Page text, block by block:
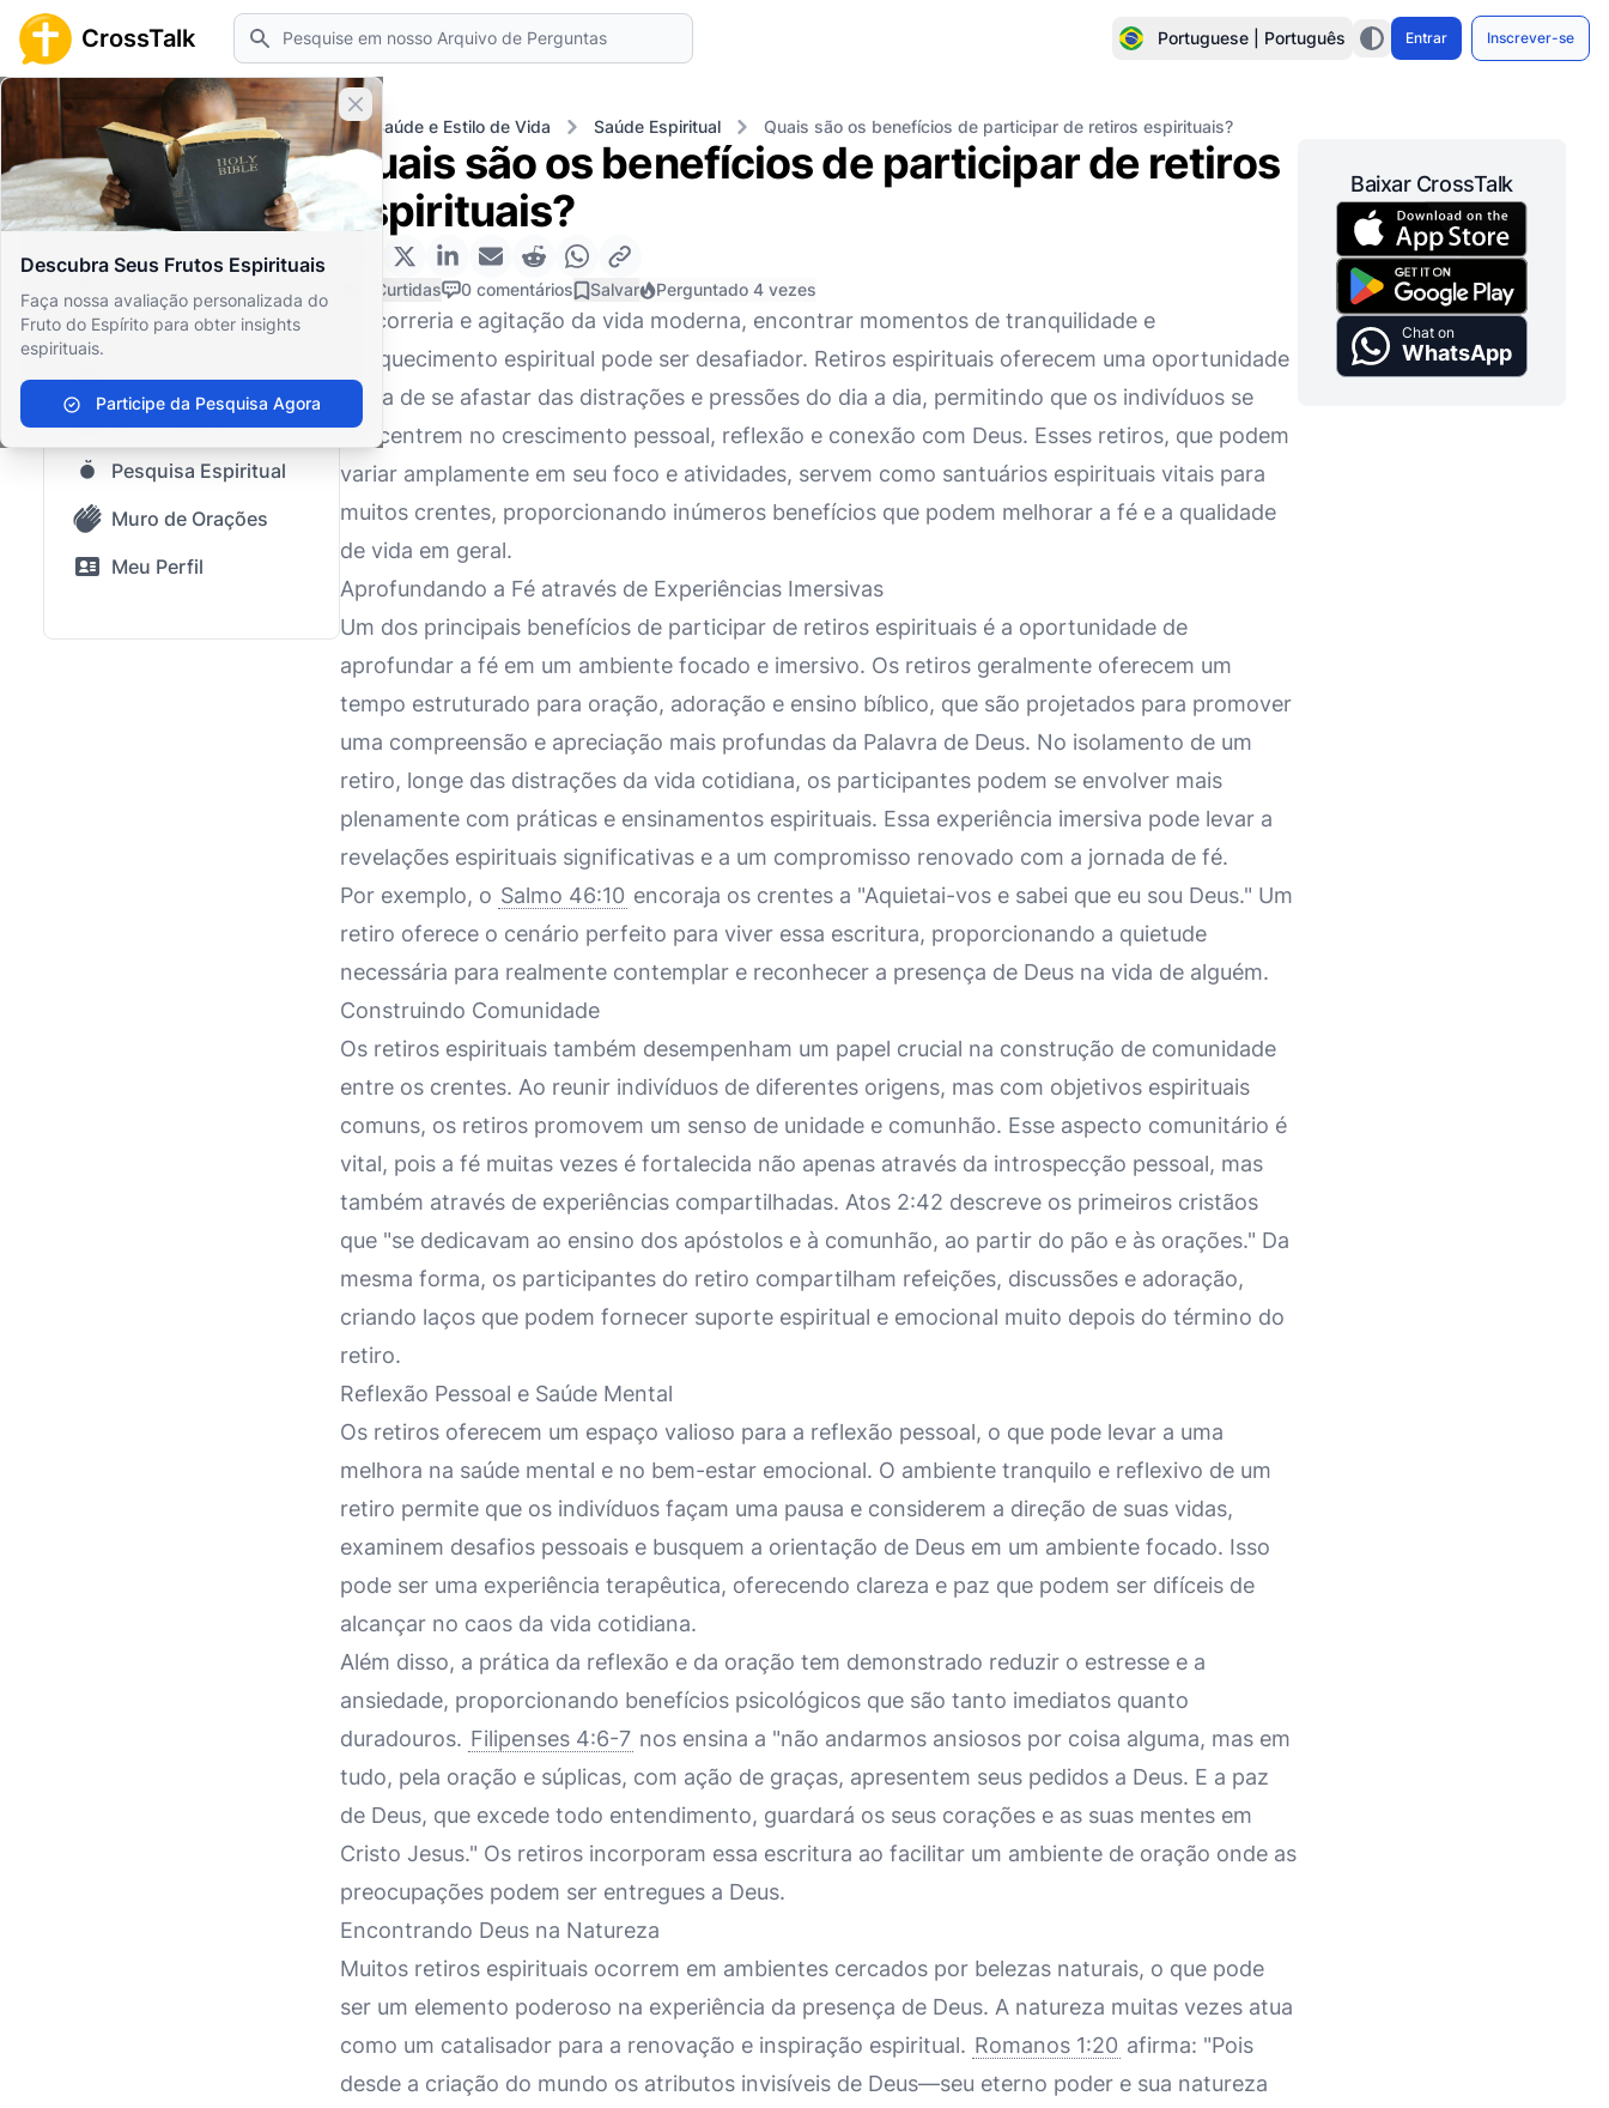
CrossTalk Pesquisar Portuguese | Português Entrar Inscrever-se
Fechar banner
Descubra Seus Frutos Espirituais
Faça nossa avaliação personalizada do
Fruto do Espírito para obter insights
espirituais.
Participe da Pesquisa Agora
Home Arquivo de Perguntas Saúde e Estilo de Vida Saúde Espiritual Quais são os benefícios de participar de retiros espirituais?
Início
Arquivo de Perguntas
Nosso blog
Conteúdo Salvo
Perguntas Populares
Bíblia Sagrada
Pesquisa Espiritual
Muro de Orações
Meu Perfil
Quais são os benefícios de participar de retiros
espirituais?
0 Curtidas 0 comentários Salvar Perguntado 4 vezes
Na correria e agitação da vida moderna, encontrar momentos de tranquilidade e
enriquecimento espiritual pode ser desafiador. Retiros espirituais oferecem uma oportunidade
única de se afastar das distrações e pressões do dia a dia, permitindo que os indivíduos se
concentrem no crescimento pessoal, reflexão e conexão com Deus. Esses retiros, que podem
variar amplamente em seu foco e atividades, servem como santuários espirituais vitais para
muitos crentes, proporcionando inúmeros benefícios que podem melhorar a fé e a qualidade
de vida em geral.
Aprofundando a Fé através de Experiências Imersivas
Um dos principais benefícios de participar de retiros espirituais é a oportunidade de
aprofundar a fé em um ambiente focado e imersivo. Os retiros geralmente oferecem um
tempo estruturado para oração, adoração e ensino bíblico, que são projetados para promover
uma compreensão e apreciação mais profundas da Palavra de Deus. No isolamento de um
retiro, longe das distrações da vida cotidiana, os participantes podem se envolver mais
plenamente com práticas e ensinamentos espirituais. Essa experiência imersiva pode levar a
revelações espirituais significativas e a um compromisso renovado com a jornada de fé.
Por exemplo, o Salmo 46:10 encoraja os crentes a "Aquietai-vos e sabei que eu sou Deus." Um
retiro oferece o cenário perfeito para viver essa escritura, proporcionando a quietude
necessária para realmente contemplar e reconhecer a presença de Deus na vida de alguém.
Construindo Comunidade
Os retiros espirituais também desempenham um papel crucial na construção de comunidade
entre os crentes. Ao reunir indivíduos de diferentes origens, mas com objetivos espirituais
comuns, os retiros promovem um senso de unidade e comunhão. Esse aspecto comunitário é
vital, pois a fé muitas vezes é fortalecida não apenas através da introspecção pessoal, mas
também através de experiências compartilhadas. Atos 2:42 descreve os primeiros cristãos
que "se dedicavam ao ensino dos apóstolos e à comunhão, ao partir do pão e às orações." Da
mesma forma, os participantes do retiro compartilham refeições, discussões e adoração,
criando laços que podem fornecer suporte espiritual e emocional muito depois do término do
retiro.
Reflexão Pessoal e Saúde Mental
Os retiros oferecem um espaço valioso para a reflexão pessoal, o que pode levar a uma
melhora na saúde mental e no bem-estar emocional. O ambiente tranquilo e reflexivo de um
retiro permite que os indivíduos façam uma pausa e considerem a direção de suas vidas,
examinem desafios pessoais e busquem a orientação de Deus em um ambiente focado. Isso
pode ser uma experiência terapêutica, oferecendo clareza e paz que podem ser difíceis de
alcançar no caos da vida cotidiana.
Além disso, a prática da reflexão e da oração tem demonstrado reduzir o estresse e a
ansiedade, proporcionando benefícios psicológicos que são tanto imediatos quanto
duradouros. Filipenses 4:6-7 nos ensina a "não andarmos ansiosos por coisa alguma, mas em
tudo, pela oração e súplicas, com ação de graças, apresentem seus pedidos a Deus. E a paz
de Deus, que excede todo entendimento, guardará os seus corações e as suas mentes em
Cristo Jesus." Os retiros incorporam essa escritura ao facilitar um ambiente de oração onde as
preocupações podem ser entregues a Deus.
Encontrando Deus na Natureza
Muitos retiros espirituais ocorrem em ambientes cercados por belezas naturais, o que pode
ser um elemento poderoso na experiência da presença de Deus. A natureza muitas vezes atua
como um catalisador para a renovação e inspiração espiritual. Romanos 1:20 afirma: "Pois
desde a criação do mundo os atributos invisíveis de Deus—seu eterno poder e sua natureza
Baixar CrossTalk
Chat on
WhatsApp